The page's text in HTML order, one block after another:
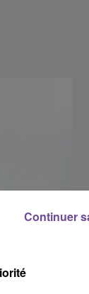
Continuer